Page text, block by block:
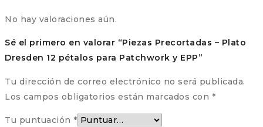
No hay valoraciones aún.
Sé el primero en valorar “Piezas Precortadas – Plato
Dresden 12 pétalos para Patchwork y EPP”
Tu dirección de correo electrónico no será publicada.
Los campos obligatorios están marcados con *
Tu puntuación *